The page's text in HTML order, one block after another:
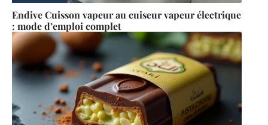
Endive Cuisson vapeur au cuiseur vapeur électrique
: mode d’emploi complet